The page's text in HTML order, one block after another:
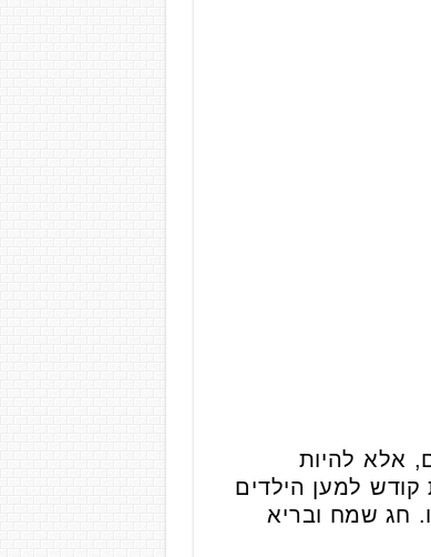
אלא להיות
למען הילדים
חג שמח ובריא